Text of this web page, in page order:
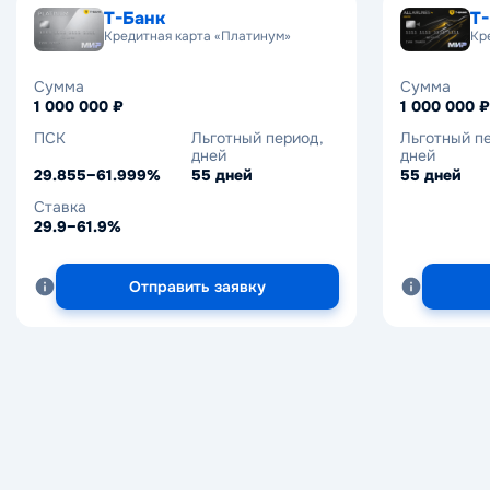
Т-Банк
Кредитная карта «Платинум»
Сумма
1 000 000 ₽
ПСК
29.855–61.999%
Льготный период,
дней
55 дней
Ставка
29.9–61.9%
Отправить заявку
Сумма
1 000 000 ₽
Льготный
дней
55 дней
Т-Банк
Кредит «Автокредит»
Сумма
100 000 – 8 000 000 ₽
ПСК
20.799–34.599%
Ставка
20.9–33.9%
Срок
12–96 мес.
Отправить заявку
Сумма
10 000 – 5
ПСК